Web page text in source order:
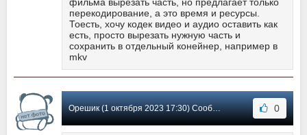
перекодирование, а это время и ресурсы.
Тоесть, хочу кодек видео и аудио оставить как
есть, просто вырезать нужную часть и
сохранить в отдельный конейнер, например в
mkv
Орешик (1 октября 2023 17:30) Сообщение #566 0